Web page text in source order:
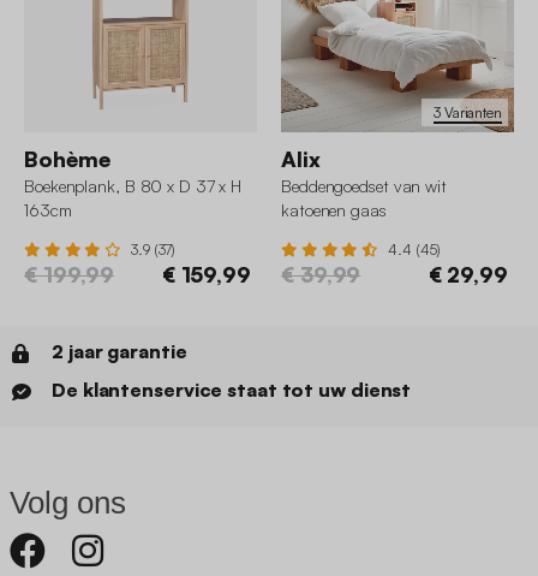
Bohème
Boekenplank, B 80 x D 37 x H
163cm
3.9 (37)
€ 199,99 € 159,99
3 Varianten
Alix
Beddengoedset van wit
katoenen gaas
4.4 (45)
€ 39,99 € 29,99
2 jaar garantie
De klantenservice staat tot uw dienst
Volg ons